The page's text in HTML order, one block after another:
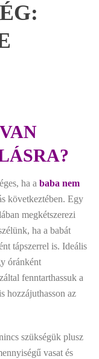
ha a baba nem
következtében. Egy
megkétszerezi
ha a babát
tápszerrel is. Ideális
óránként
fenntarthassuk a
hozzájuthasson az
szükségük plusz
vasat és